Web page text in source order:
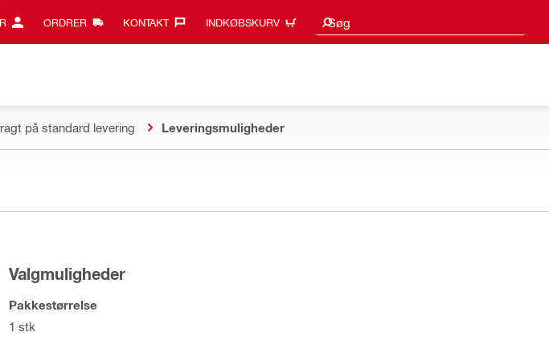
ORDRER KONTAKT‎ INDKØBSKURV Søg
Søgeresultater
på standard levering Leveringsmuligheder
Valgmuligheder
Pakkestørrelse
1 stk